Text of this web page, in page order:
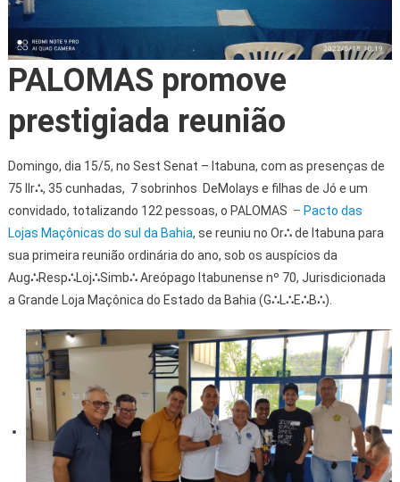
PALOMAS promove
prestigiada reunião
Domingo, dia 15/5, no Sest Senat – Itabuna, com as presenças de
75 IIr∴, 35 cunhadas, 7 sobrinhos DeMolays e filhas de Jó e um
convidado, totalizando 122 pessoas, o PALOMAS – Pacto das
Lojas Maçônicas do sul da Bahia, se reuniu no Or∴de Itabuna para
sua primeira reunião ordinária do ano, sob os auspícios da
Aug∴Resp∴Loj∴Simb∴Areópago Itabunense nº 70, Jurisdicionada
a Grande Loja Maçônica do Estado da Bahia (G∴L∴E∴B∴).